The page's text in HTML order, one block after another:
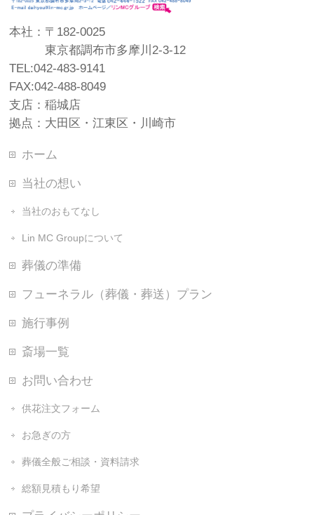
本社：〒182-0025
東京都調布市多摩川2-3-12
TEL:042-483-9141
FAX:042-488-8049
支店：稲城店
拠点：大田区・江東区・川崎市
ホーム
当社の想い
当社のおもてなし
Lin MC Groupについて
葬儀の準備
フューネラル（葬儀・葬送）プラン
施行事例
斎場一覧
お問い合わせ
供花注文フォーム
お急ぎの方
葬儀全般ご相談・資料請求
総額見積もり希望